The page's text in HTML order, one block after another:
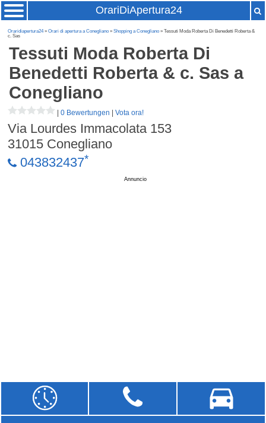
OrariDiApertura24
Oraridiapertura24»Orari di apertura a Conegliano »Shopping a Conegliano » Tessuti Moda Roberta Di Benedetti Roberta &
c. Sas
Tessuti Moda Roberta Di
Benedetti Roberta & c. Sas a
Conegliano
|0 Bewertungen |Vota ora!
Via Lourdes Immacolata 153
31015 Conegliano
043832437*
Annuncio